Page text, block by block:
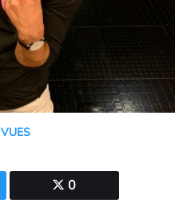
0
VITA à l'occasion de sa